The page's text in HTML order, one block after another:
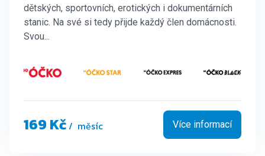
dětských, sportovních, erotických i dokumentárních
stanic. Na své si tedy přijde každý člen domácnosti.
Svou...
169 Kč/ měsíc Více informací